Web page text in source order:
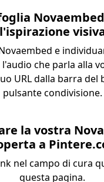
l'ispirazione
e
che parla alla
URL dalla barra del
pulsante condivisione.
la vostra
a
nel campo di cura
questa pagina.